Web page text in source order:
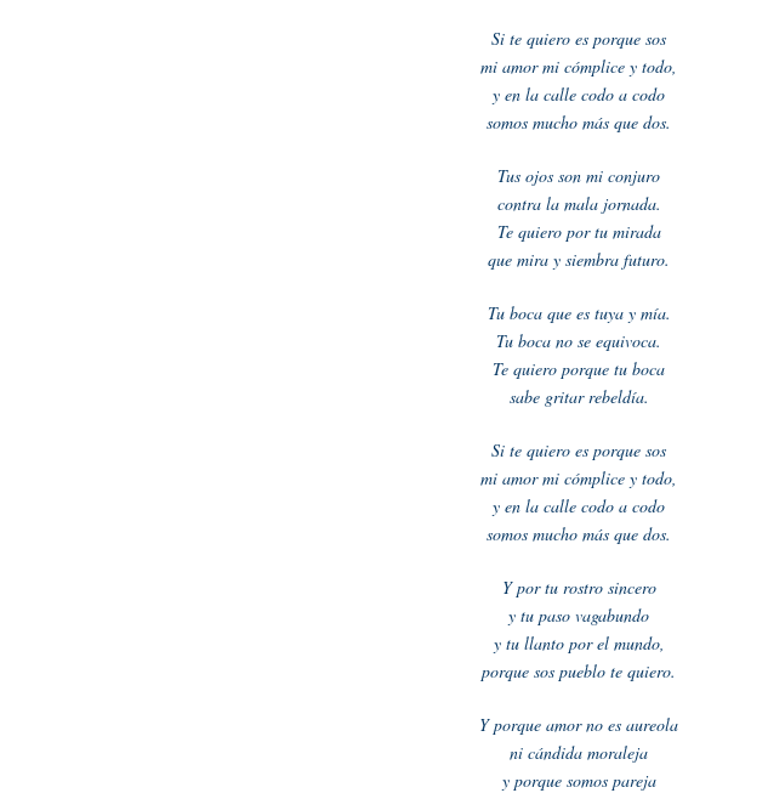
Si te quiero es porque sos
mi amor mi cómplice y todo,
y en la calle codo a codo
somos mucho más que dos.
Tus ojos son mi conjuro
contra la mala jornada.
Te quiero por tu mirada
que mira y siembra futuro.
Tu boca que es tuya y mía.
Tu boca no se equivoca.
Te quiero porque tu boca
sabe gritar rebeldía.
Si te quiero es porque sos
mi amor mi cómplice y todo,
y en la calle codo a codo
somos mucho más que dos.
Y por tu rostro sincero
y tu paso vagabundo
y tu llanto por el mundo,
porque sos pueblo te quiero.
Y porque amor no es aureola
ni cándida moraleja
y porque somos pareja